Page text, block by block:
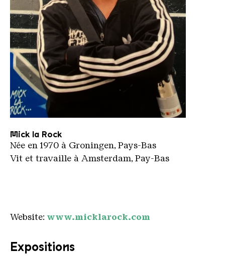
Mick la Rock
Mick la Rock
Née en 1970 à Groningen, Pays-Bas
Vit et travaille à Amsterdam, Pay-Bas
Website: www.micklarock.com
Expositions